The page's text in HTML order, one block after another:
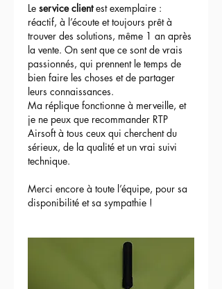
Le service client est exemplaire :
réactif, à l’écoute et toujours prêt à
trouver des solutions, même 1 an après
la vente. On sent que ce sont de vrais
passionnés, qui prennent le temps de
bien faire les choses et de partager
leurs connaissances.
Ma réplique fonctionne à merveille, et
je ne peux que recommander RTP
Airsoft à tous ceux qui cherchent du
sérieux, de la qualité et un vrai suivi
technique.
Merci encore à toute l’équipe, pour sa
disponibilité et sa sympathie !